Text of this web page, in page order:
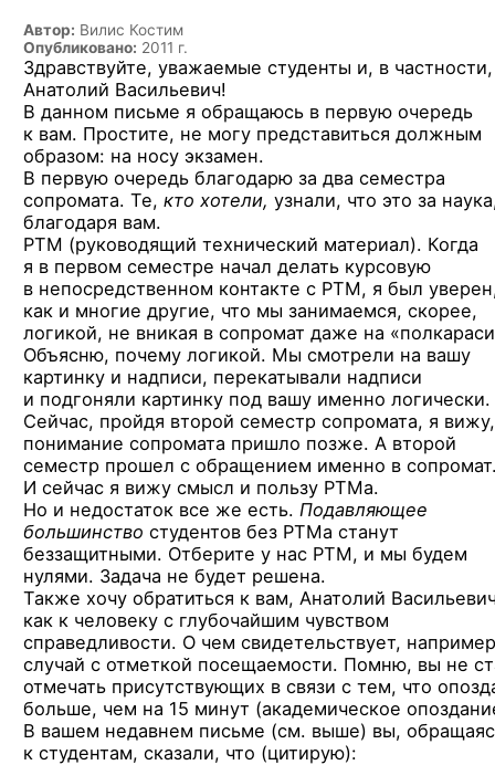
Автор: Вилис Костим
Опубликовано: 2011 г.
Здравствуйте, уважаемые студенты и, в частности,
Анатолий Васильевич!
В данном письме я обращаюсь в первую очередь
к вам. Простите, не могу представиться должным
образом: на носу экзамен.
В первую очередь благодарю за два семестра
сопромата. Те, кто хотели, узнали, что это за
благодаря вам.
РТМ (руководящий технический материал). Когда
я в первом семестре начал делать курсовую
в непосредственном контакте с РТМ, я был
как и многие другие, что мы занимаемся, скорее,
логикой, не вникая в сопромат даже на
Объясню, почему логикой. Мы смотрели на вашу
картинку и надписи, перекатывали надписи
и подгоняли картинку под вашу именно логически.
Сейчас, пройдя второй семестр сопромата, я
понимание сопромата пришло позже. А второй
семестр прошел с обращением именно в
И сейчас я вижу смысл и пользу РТМа.
Но и недостаток все же есть. Подавляющее
большинство студентов без РТМа станут
беззащитными. Отберите у нас РТМ, и мы будем
нулями. Задача не будет решена.
Также хочу обратиться к вам, Анатолий
как к человеку с глубочайшим чувством
справедливости. О чем свидетельствует,
случай с отметкой посещаемости. Помню, вы не
отмечать присутствующих в связи с тем, что
больше, чем на 15 минут (академическое
В вашем недавнем письме (см. выше) вы,
к студентам, сказали, что (цитирую):